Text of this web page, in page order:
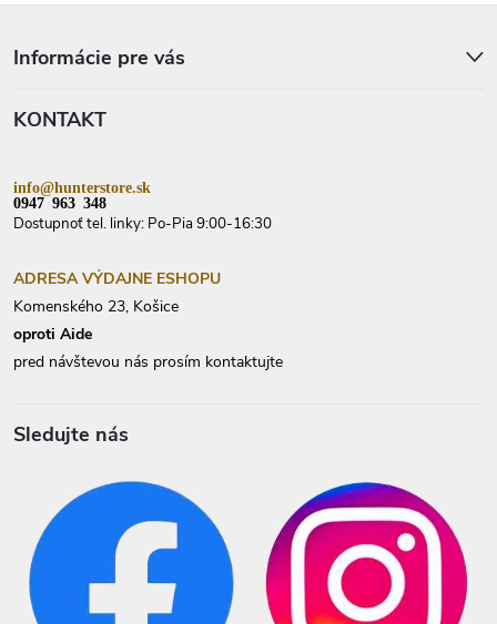
Informácie pre vás
KONTAKT
info@hunterstore.sk
0947 963 348
Dostupnoť tel. linky: Po-Pia 9:00-16:30
ADRESA VÝDAJNE ESHOPU
Komenského 23, Košice
oproti Aide
pred návštevou nás prosím kontaktujte
Sledujte nás